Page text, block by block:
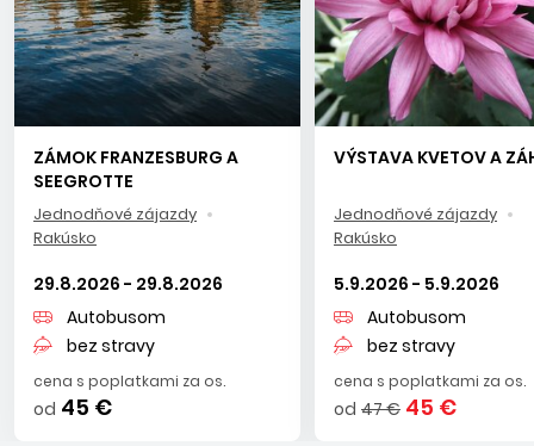
ZÁMOK FRANZESBURG A
SEEGROTTE
Jednodňové zájazdy
Rakúsko
29.8.2026 - 29.8.2026
Autobusom
bez stravy
cena s poplatkami za os.
od 45 €
VÝSTAVA KVETOV A
Jednodňové zájazdy
Rakúsko
5.9.2026 - 5.9.2026
Autobusom
bez stravy
cena s poplatkami za os.
od 47 € 45 €